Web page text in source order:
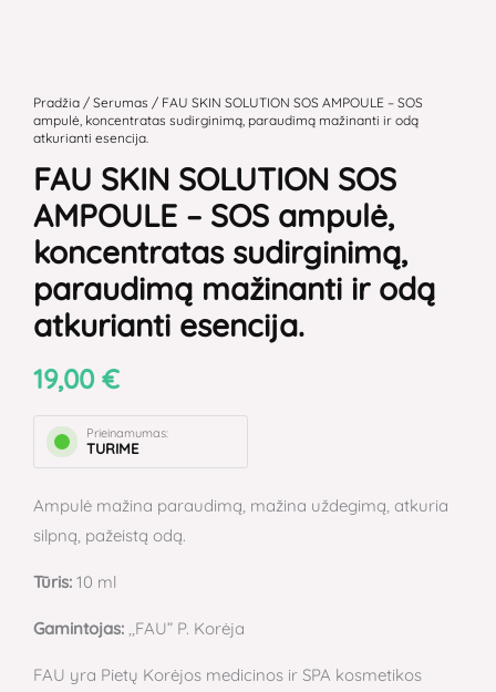
Pradžia / Serumas / FAU SKIN SOLUTION SOS AMPOULE – SOS
ampulė, koncentratas sudirginimą, paraudimą mažinanti ir odą
atkurianti esencija.
FAU SKIN SOLUTION SOS
AMPOULE – SOS ampulė,
koncentratas sudirginimą,
paraudimą mažinanti ir odą
atkurianti esencija.
19,00 €
Prieinamumas:
TURIME
Ampulė mažina paraudimą, mažina uždegimą, atkuria
silpną, pažeistą odą.
Tūris: 10 ml
Gamintojas: ,,FAU” P. Korėja
FAU yra Pietų Korėjos medicinos ir SPA kosmetikos
kiekis:
FAU
SOLUTION
SOS
AMPOULE
-
SOS
ampulė,
sudirginimą,
mažinanti
atkurianti
esencija.